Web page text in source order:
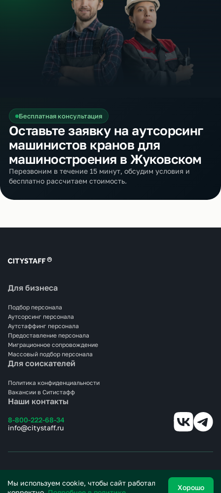
Бесплатная консультация
Оставьте заявку на аутсорсинг
машинистов кранов для
машиностроения в Жуковском
Перезвоним в течение 15 минут, обсудим условия и
бесплатно рассчитаем стоимость.
Наши контакты
8-800-222-68-34
info@citystaff.ru
Для бизнеса
Подбор персонала
Аутсорсинг персонала
Аутстаффинг персонала
Предоставление персонала
Миграционное сопровождение
Массовый подбор персонала
Для соискателей
Политика конфиденциальности
Вакансии в Ситистафф
Все права защищены.
Мы используем cookie, чтобы сайт работал
Хорошо